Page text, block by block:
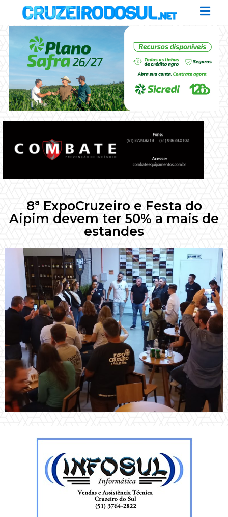
8ª ExpoCruzeiro e Festa do
Aipim devem ter 50% a mais de
estandes